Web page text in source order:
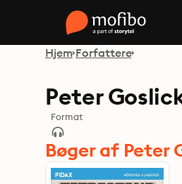
Hjem Forfattere
Peter
Format
Bøger af Peter